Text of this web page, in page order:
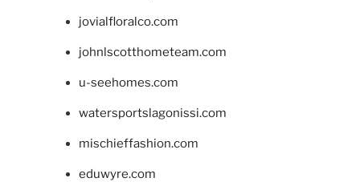
jovialfloralco.com
johnlscotthometeam.com
u-seehomes.com
watersportslagonissi.com
mischieffashion.com
eduwyre.com